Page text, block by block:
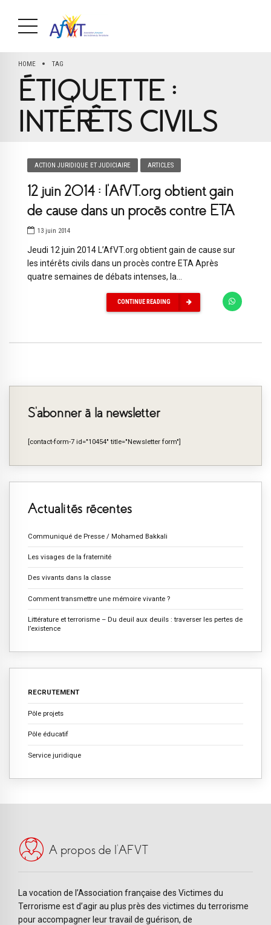
HOME TAG
ÉTIQUETTE :
INTÉRÊTS CIVILS
ACTION JURIDIQUE ET JUDICIAIRE ARTICLES
12 juin 2014 : l’AfVT.org obtient gain
de cause dans un procès contre ETA
13 juin 2014
Jeudi 12 juin 2014 L’AfVT.org obtient gain de cause sur
les intérêts civils dans un procès contre ETA Après
quatre semaines de débats intenses, la...
CONTINUE READING
S’abonner à la newsletter
[contact-form-7 id="10454" title="Newsletter form"]
Actualités récentes
Communiqué de Presse / Mohamed Bakkali
Les visages de la fraternité
Des vivants dans la classe
Comment transmettre une mémoire vivante ?
Littérature et terrorisme – Du deuil aux deuils : traverser les pertes de
l’existence
RECRUTEMENT
Pôle projets
Pôle éducatif
Service juridique
A propos de l’AFVT
La vocation de l’Association française des Victimes du
Terrorisme est d’agir au plus près des victimes du terrorisme
pour accompagner leur travail de guérison, de